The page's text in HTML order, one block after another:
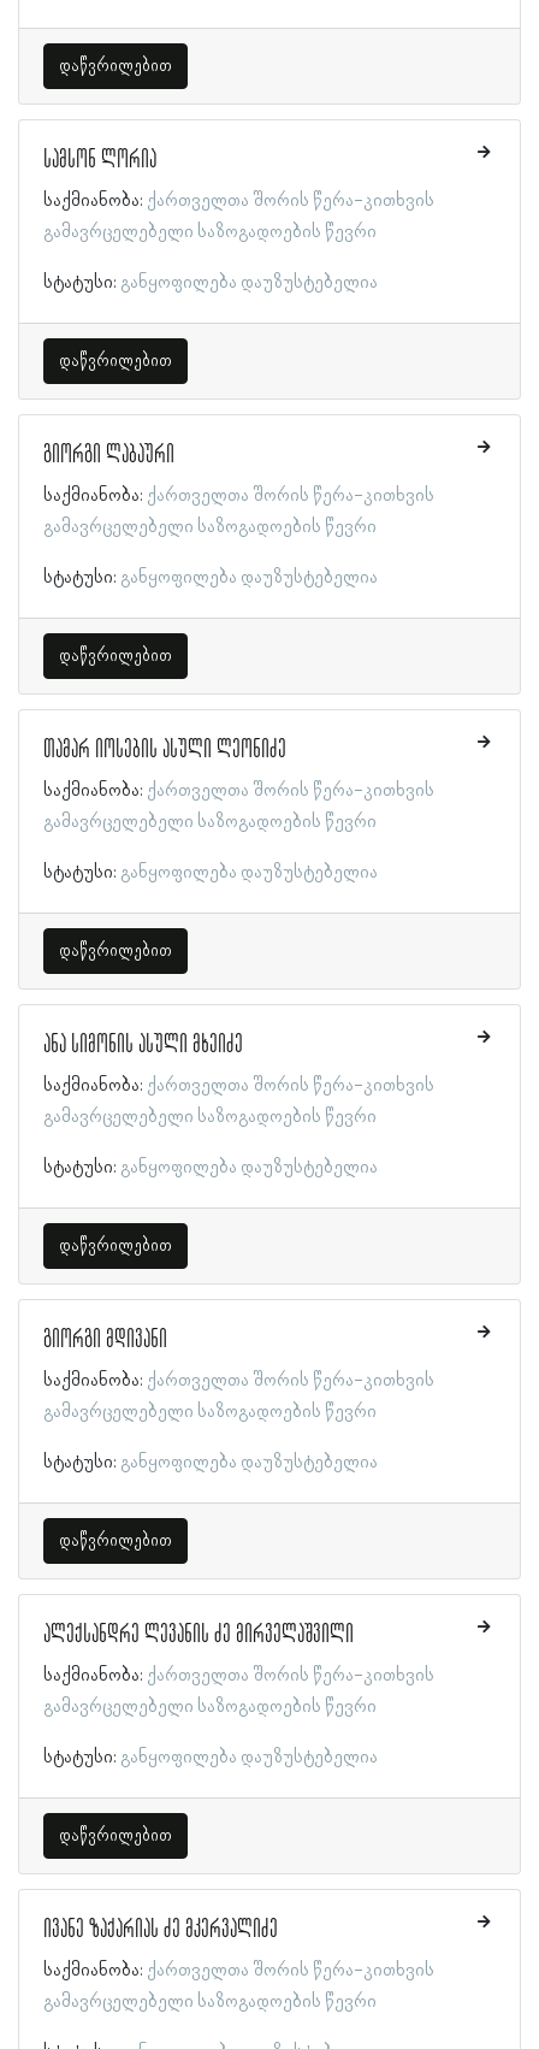
დაწვრილებით
სამსონ ლორია
საქმიანობა: ქართველთა შორის წერა-კითხვის
გამავრცელებელი საზოგადოების წევრი
სტატუსი: განყოფილება დაუზუსტებელია
დაწვრილებით
გიორგი ლაბაური
საქმიანობა: ქართველთა შორის წერა-კითხვის
გამავრცელებელი საზოგადოების წევრი
სტატუსი: განყოფილება დაუზუსტებელია
დაწვრილებით
თამარ იოსების ასული ლეონიძე
საქმიანობა: ქართველთა შორის წერა-კითხვის
გამავრცელებელი საზოგადოების წევრი
სტატუსი: განყოფილება დაუზუსტებელია
დაწვრილებით
ანა სიმონის ასული მხეიძე
საქმიანობა: ქართველთა შორის წერა-კითხვის
გამავრცელებელი საზოგადოების წევრი
სტატუსი: განყოფილება დაუზუსტებელია
დაწვრილებით
გიორგი მდივანი
საქმიანობა: ქართველთა შორის წერა-კითხვის
გამავრცელებელი საზოგადოების წევრი
სტატუსი: განყოფილება დაუზუსტებელია
დაწვრილებით
ალექსანდრე ლევანის ძე მირველაშვილი
საქმიანობა: ქართველთა შორის წერა-კითხვის
გამავრცელებელი საზოგადოების წევრი
სტატუსი: განყოფილება დაუზუსტებელია
დაწვრილებით
ივანე ზაქარიას ძე მკერვალიძე
საქმიანობა: ქართველთა შორის წერა-კითხვის
გამავრცელებელი საზოგადოების წევრი